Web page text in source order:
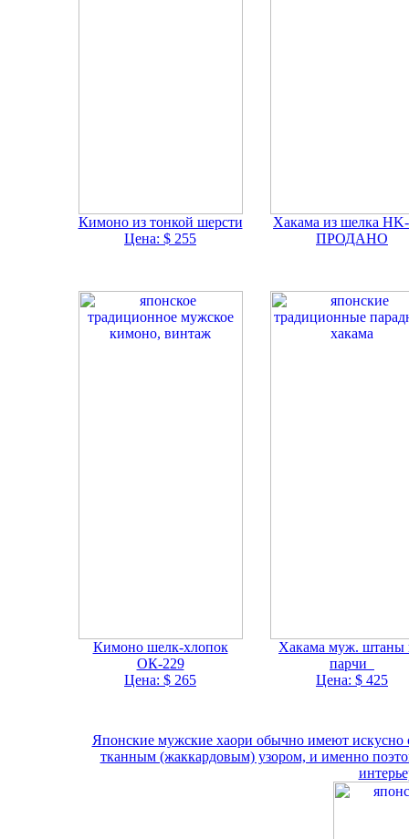
Кимоно из тонкой шерсти
Цена: $ 255
Хакама из шелка
ПРОДАНО
Кимоно шелк-хлопок
ОК-229
Цена: $ 265
Хакама муж. штаны
парчи
Цена: $ 425
Японские мужские хаори обычно имеют искусно
тканным (жаккардовым) узором, и именно